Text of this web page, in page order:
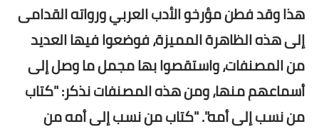
هذا وقد فطن مؤرخو الأدب العربي ورواته القدامى
إلى هذه الظاهرة المميزة، فوضعوا فيها العديد
من المصنفات، واستقصوا بها مجمل ما وصل إلى
أسماعهم منها، ومن هذه المصنفات نذكر: "كتاب
من نسب إلى أمه". "كتاب من نسب إلى أمه من